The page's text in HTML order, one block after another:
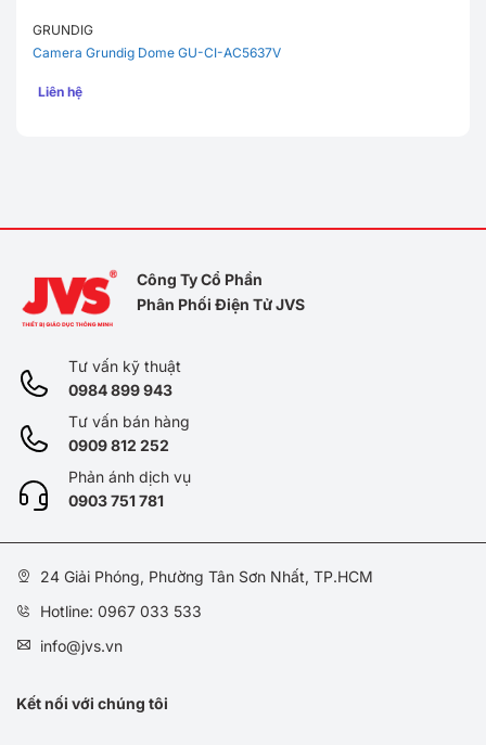
GRUNDIG
Camera Grundig Dome GU-CI-AC5637V
Liên hệ
Công Ty Cổ Phần
Phân Phối Điện Tử JVS
Tư vấn kỹ thuật
0984 899 943
Tư vấn bán hàng
0909 812 252
Phản ánh dịch vụ
0903 751 781
24 Giải Phóng, Phường Tân Sơn Nhất, TP.HCM
Hotline: 0967 033 533
info@jvs.vn
Kết nối với chúng tôi